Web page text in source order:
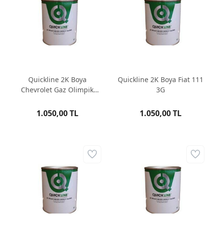
Quickline 2K Boya
Chevrolet Gaz Olimpik
1.050,00 TL
Quickline 2K Boya Fiat 111
3G
1.050,00 TL